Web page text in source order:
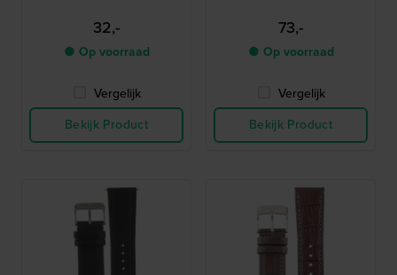
32,-
● Op voorraad
Vergelijk
Bekijk Product
73,-
● Op voorraad
Vergelijk
Bekijk Product